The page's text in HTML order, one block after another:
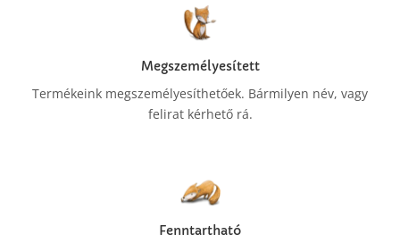
Megszemélyesített
Termékeink megszemélyesíthetőek. Bármilyen név, vagy
felirat kérhető rá.
Fenntartható